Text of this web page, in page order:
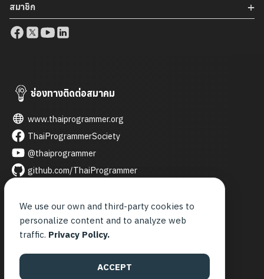
เติบโตของเศรษฐกิจดิจิทัลไทยอย่างยั่งยืน การลงนามบันทึกข้อ
ตกลงในครั้งนี้นับเป็นอีกก้าวสำคัญของสมาคมโปรแกรมเมอร์ไทย
ในการสร้างเครือข่ายความร่วมมือกับองค์กรชั้นนำของประเทศ
สมาชิก
ช่องทางติดต่อสมาคม
www.thaiprogrammer.org
ThaiProgrammerSociety
@thaiprogrammer
github.com/ThaiProgrammer
thai_programmer
contact@thaiprogrammer.org
9.00 - 21.00 น.
We use our own and third-party cookies to
personalize content and to analyze web
traffic. Privacy Policy.
ACCEPT